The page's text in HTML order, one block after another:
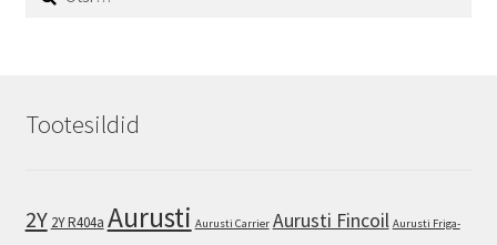
Tootesildid
2Y 2Y R404a Aurusti Aurusti Carrier Aurusti Fincoil Aurusti Friga-